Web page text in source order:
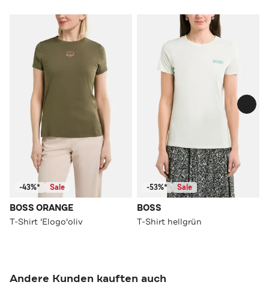
-43%* Sale
BOSS ORANGE
T-Shirt 'Elogo'oliv
-53%* Sale
BOSS
T-Shirt hellgrün
Andere Kunden kauften auch